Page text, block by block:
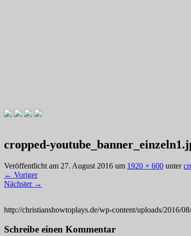
Willkommen zu Christians
cropped-
Veröffentlicht am 27. August 2016 um 1920 × 600 unter
← Voriger
Nächster →
http://christianshowtoplays.de/wp-content/uploads/2016/
Schreibe einen Kommentar